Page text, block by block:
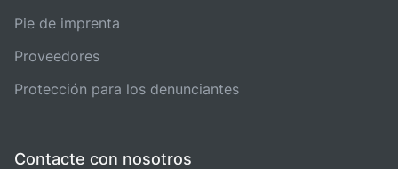
Pie de imprenta
Proveedores
Protección para los denunciantes
Contacte con nosotros